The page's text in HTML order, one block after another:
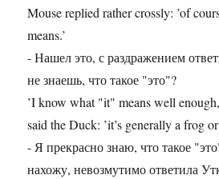
Mouse replied rather crossly: ’of
means.’
- Нашел это, с раздражением
не знаешь, что такое "это"?
’I know what "it" means well
said the Duck: ’it’s generally a frog
- Я прекрасно знаю, что такое
нахожу, невозмутимо ответила